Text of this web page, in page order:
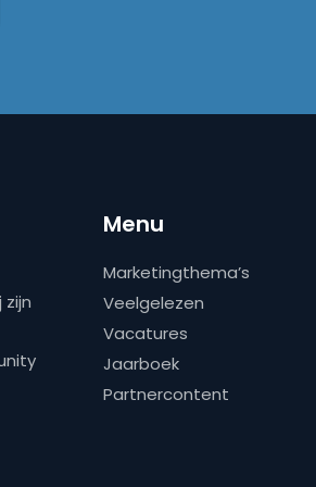
Menu
Marketingthema’s
Veelgelezen
Vacatures
Jaarboek
Partnercontent